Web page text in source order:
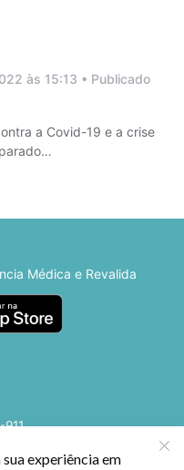
às 15:13 • Publicado
a Covid-19 e a crise
Médica e Revalida